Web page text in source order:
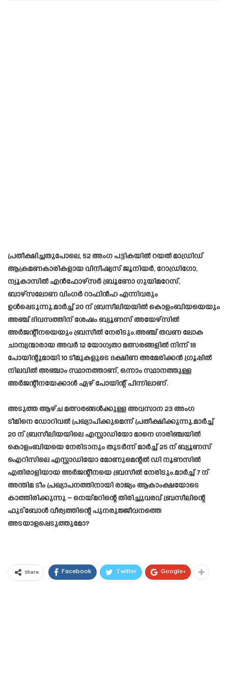
പ്രതീക്ഷിച്ചതുപോലെ, 52 അംഗ പട്ടികയിൽ റയൽ മാഡ്രിഡ്
ആക്രമണകാരികളായ വിനീഷ്യസ് ജൂനിയർ, റോഡ്രിഗോ,
ന്യൂകാസിൽ എൻഫോഴ്‌സർ ബ്രൂണോ ഗുയിമറേസ്,
ബാഴ്‌സലോണ വിംഗർ റാഫിൻഹ എന്നിവരും
ഉൾപ്പെടുന്നു.മാർച്ച് 20 ന് ബ്രസീലിയയിൽ കൊളംബിയയെയും
അഞ്ച് ദിവസത്തിന് ശേഷം ബ്യൂണസ് അയേഴ്സിൽ
അർജന്റീനയെയും ബ്രസീൽ നേരിടും.അഞ്ച് തവണ ലോക
ചാമ്പ്യന്മാരായ അവർ 12 യോഗ്യതാ മത്സരങ്ങളിൽ നിന്ന് 18
പോയിന്റുമായി 10 ടീമുകളുടെ ദക്ഷിണ അമേരിക്കൻ ഗ്രൂപ്പിൽ
നിലവിൽ അഞ്ചാം സ്ഥാനത്താണ്, ഒന്നാം സ്ഥാനത്തുള്ള
അർജന്റീനയേക്കാൾ ഏഴ് പോയിന്റ് പിന്നിലാണ്.
അടുത്ത ആഴ്ച മത്സരങ്ങൾക്കുള്ള അവസാന 23 അംഗ
ടീമിനെ ഡോറിവൽ പ്രഖ്യാപിക്കുമെന്ന് പ്രതീക്ഷിക്കുന്നു.മാർച്ച്
20 ന് ബ്രസീലിയയിലെ എസ്റ്റാഡിയോ മാനെ ഗാരിഞ്ചയിൽ
കൊളംബിയയെ നേരിടാനും തുടർന്ന് മാർച്ച് 25 ന് ബ്യൂണസ്
ഐറിസിലെ എസ്റ്റാഡിയോ മോണുമെന്റൽ ഡി നൂണസിൽ
എതിരാളിയായ അർജന്റീനയെ ബ്രസീൽ നേരിടും.മാർച്ച് 7 ന്
അന്തിമ ടീം പ്രഖ്യാപനത്തിനായി രാജ്യം ആകാംക്ഷയോടെ
കാത്തിരിക്കുന്നു – നെയ്മറിന്റെ തിരിച്ചുവരവ് ബ്രസീലിന്റെ
ഫുട്ബോൾ വീര്യത്തിന്റെ പുനരുജ്ജീവനത്തെ
അടയാളപ്പെടുത്തുമോ?
Share Facebook Twitter Google+